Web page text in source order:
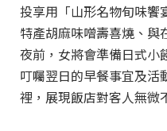
投享用「山形名物旬味饗
特產胡麻味噌壽喜燒、與
夜前，女將會準備日式小
叮囑翌日的早餐事宜及活
裡，展現飯店對客人無微